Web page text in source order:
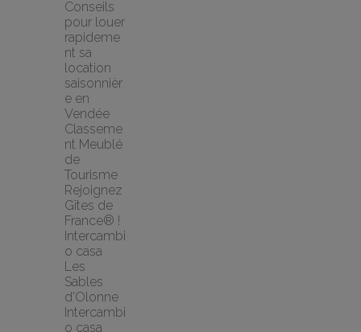
Conseils
pour louer
rapideme
nt sa
location
saisonnièr
e en
Vendée
Classeme
nt Meublé
de
Tourisme
Rejoignez
Gîtes de
France® !
Intercambi
o casa
Les
Sables
d'Olonne
Intercambi
o casa